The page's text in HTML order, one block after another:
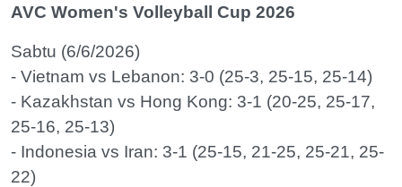
AVC Women's Volleyball Cup 2026
Sabtu (6/6/2026)
- Vietnam vs Lebanon: 3-0 (25-3, 25-15, 25-14)
- Kazakhstan vs Hong Kong: 3-1 (20-25, 25-17,
25-16, 25-13)
- Indonesia vs Iran: 3-1 (25-15, 21-25, 25-21, 25-
22)